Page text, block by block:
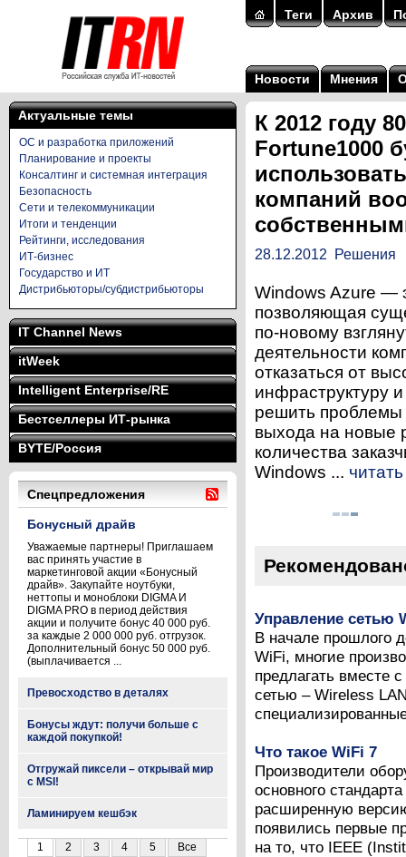
Теги Архив
Новости Мнения
Актуальные темы
ОС и разработка приложений
Планирование и проекты
Консалтинг и системная интеграция
Безопасность
Сети и телекоммуникации
Итоги и тенденции
Рейтинги, исследования
ИТ-бизнес
Государство и ИТ
Дистрибьюторы/субдистрибьюторы
IT Channel News
itWeek
Intelligent Enterprise/RE
Бестселлеры ИТ-рынка
BYTE/Россия
Спецпредложения
Бонусный драйв
Уважаемые партнеры! Приглашаем
вас принять участие в
маркетинговой акции «Бонусный
драйв». Закупайте ноутбуки,
неттопы и моноблоки DIGMA И
DIGMA PRO в период действия
акции и получите бонус 40 000 руб.
за каждые 2 000 000 руб. отгрузок.
Дополнительный бонус 50 000 руб.
(выплачивается ...
Превосходство в деталях
Бонусы ждут: получи больше с
каждой покупкой!
Отгружай пиксели – открывай мир
с MSI!
Ламинируем кешбэк
1 2 3 4 5 Все
К 2012 году
Fortune1000
компаний
28.12.2012 Решения
Windows Azure —
позволяющая
по-новому
деятельности
отказаться от
инфраструктуру
решить проблемы
выхода на новые
количества
Windows ...
Управление сетью
В начале прошлого
WiFi, многие
предлагать вместе
сетью – Wireless
Что такое WiFi 7
Производители
основного
расширенную
появились первые
на то, что IEEE